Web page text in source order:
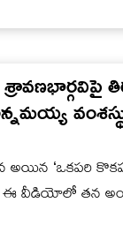
అయిన ‘ఒకపరి
తన అందాన్ని